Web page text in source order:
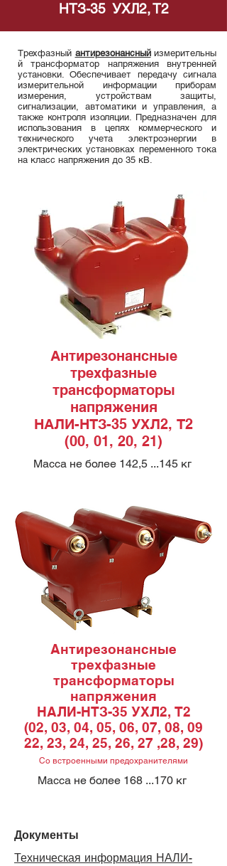
НТЗ-35 УХЛ2, Т2
Трехфазный антирезонансныйизмерительны
й трансформатор напряжения внутренней
установки. Обеспечивает передачу сигнала
измерительной информации приборам
измерения, устройствам защиты,
сигнализации, автоматики и управления, а
также контроля изоляции. Предназначен для
использования в цепях коммерческого и
технического учета электроэнергии в
электрических установках переменного тока
на класс напряжения до 35 кВ.
Антирезонансные
трехфазные
трансформаторы
напряжения
НАЛИ-НТЗ-35 УХЛ2, Т2
(00, 01, 20, 21)
Масса не более 142,5 ...145 кг
Антирезонансные
трехфазные
трансформаторы
напряжения
НАЛИ-НТЗ-35 УХЛ2, Т2
(02, 03, 04, 05, 06, 07, 08, 09
22, 23, 24, 25, 26, 27 ,28, 29)
Со встроенными предохранителями
Масса не более 168 ...170 кг
Документы
Техническая информация НАЛИ-